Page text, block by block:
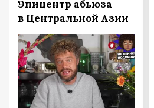
Эпицентр абьюза
в Центральной Азии